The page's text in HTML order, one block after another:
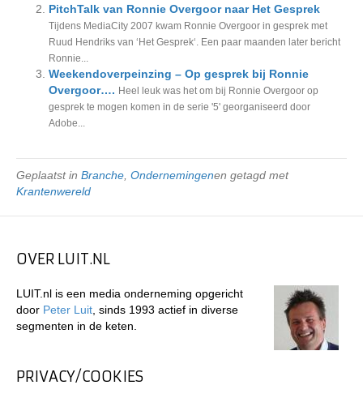
PitchTalk van Ronnie Overgoor naar Het Gesprek
Tijdens MediaCity 2007 kwam Ronnie Overgoor in gesprek met
Ruud Hendriks van ‘Het Gesprek‘. Een paar maanden later bericht
Ronnie...
Weekendoverpeinzing – Op gesprek bij Ronnie
Overgoor…. Heel leuk was het om bij Ronnie Overgoor op
gesprek te mogen komen in de serie '5' georganiseerd door
Adobe...
Geplaatst in Branche Ondernemingenen getagd met
Krantenwereld
OVER LUIT.NL
LUIT.nl is een media onderneming opgericht
door Peter Luit , sinds 1993 actief in diverse
segmenten in de keten.
PRIVACY/COOKIES